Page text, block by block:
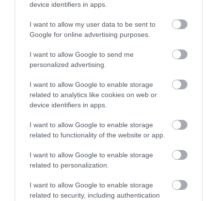
device identifiers in apps.
I want to allow my user data to be sent to
Google for online advertising purposes.
I want to allow Google to send me
personalized advertising.
I want to allow Google to enable storage
related to analytics like cookies on web or
device identifiers in apps.
I want to allow Google to enable storage
related to functionality of the website or app.
I want to allow Google to enable storage
related to personalization.
I want to allow Google to enable storage
related to security, including authentication
INNOVÁCIÓ
Mindjárt beérik, ne hagyd ki ez a szuperélelmiszert
egészségmegőrző tulajdonsággal rendelkezik. Augusztustól
októberig szedhető. Terméséből velő, húsőrlemény, magolaj, ital is